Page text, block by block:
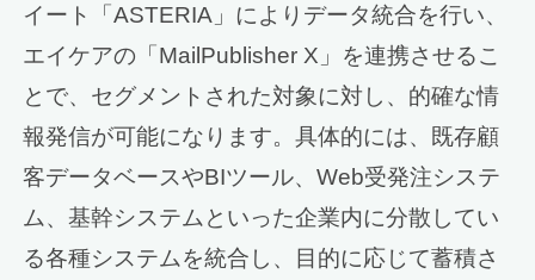
イート「ASTERIA」によりデータ統合を行い、
エイケアの「MailPublisher X」を連携させるこ
とで、セグメントされた対象に対し、的確な情
報発信が可能になります。具体的には、既存顧
客データベースやBIツール、Web受発注システ
ム、基幹システムといった企業内に分散してい
る各種システムを統合し、目的に応じて蓄積さ